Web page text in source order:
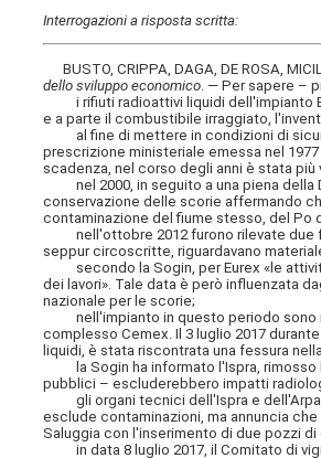
Interrogazioni a risposta scritta:
BUSTO, CRIPPA, DAGA, DE ROSA,
dello sviluppo economico . — Per sapere –
i rifiuti radioattivi liquidi dell'impianto
e a parte il combustibile irraggiato,
al fine di mettere in condizioni di
prescrizione ministeriale emessa nel
scadenza, nel corso degli anni è stata più
nel 2000, in seguito a una piena della
conservazione delle scorie affermando
contaminazione del fiume stesso, del
nell'ottobre 2012 furono rilevate due
seppur circoscritte, riguardavano
secondo la Sogin, per Eurex «le
dei lavori». Tale data è però influenzata
nazionale per le scorie;
nell'impianto in questo periodo sono
complesso Cemex. Il 3 luglio 2017
liquidi, è stata riscontrata una fessura
la Sogin ha informato l'Ispra, rimosso
pubblici – escluderebbero impatti
gli organi tecnici dell'Ispra e dell'Arpa
esclude contaminazioni, ma annuncia
Saluggia con l'inserimento di due pozzi
in data 8 luglio 2017, il Comitato di